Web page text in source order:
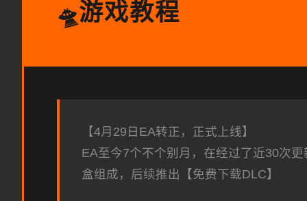
🛸游戏教程
【4月29日EA转正，正式上线】
EA至今7个不个别月，在经过了近30次
盒组成，后续推出【免费下载DLC】